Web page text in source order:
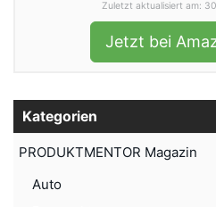
Zuletzt aktualisiert am:
Jetzt bei
Kategorien
PRODUKTMENTOR Magazin
Auto